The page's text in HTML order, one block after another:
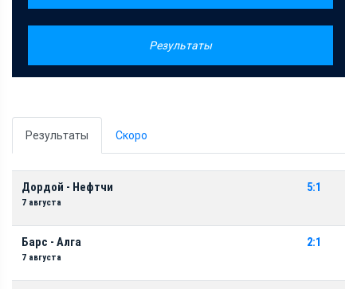
Результаты
Результаты Скоро
Дордой - Нефтчи
7 августа
5:1
Барс - Алга
7 августа
2:1